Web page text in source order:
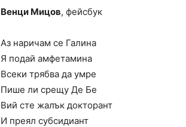
Венци Мицов, фейсбук
Аз наричам се Галина
Я подай амфетамина
Всеки трябва да умре
Пише ли срещу Де Бе
Вий сте жалък докторант
И преял субсидиант